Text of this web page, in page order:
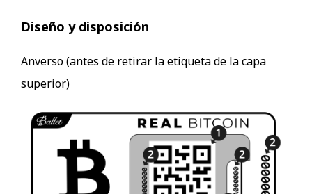
Diseño y disposición
Anverso (antes de retirar la etiqueta de la capa
superior)